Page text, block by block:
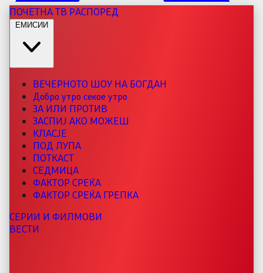
ПОЧЕТНАТВ РАСПОРЕД
ЕМИСИИ
ВЕЧЕРНОТО ШОУ НА БОГДАН
Добро утро секое утро
ЗА ИЛИ ПРОТИВ
ЗАСПИЈ АКО МОЖЕШ
КЛАСЈЕ
ПОД ЛУПА
ПОТКАСТ
СЕДМИЦА
ФАКТОР СРЕЌА
ФАКТОР СРЕЌА ГРЕПКА
СЕРИИ И ФИЛМОВИ
ВЕСТИ